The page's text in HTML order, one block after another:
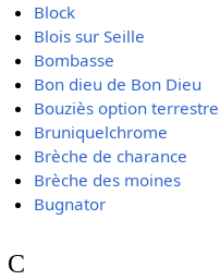
Block
Blois sur Seille
Bombasse
Bon dieu de Bon Dieu
Bouziès option terrestre
Bruniquelchrome
Brèche de charance
Brèche des moines
Bugnator
C